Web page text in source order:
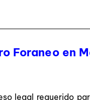
Foraneo en
legal requerido